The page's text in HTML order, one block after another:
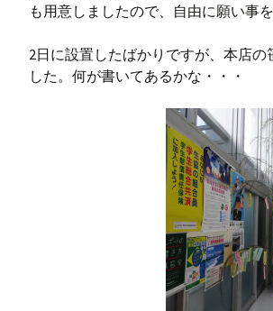
も用意しましたので、自由に願い事
2日に設置したばかりですが、本店
した。何が書いてあるかな・・・